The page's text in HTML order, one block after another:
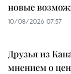
новые
10/08/2026 07:57
Друзья из
мнением о